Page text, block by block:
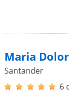
Maria
Santander
6